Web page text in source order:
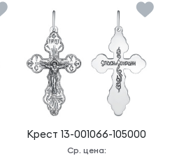
Крест 13-001066-105000
Ср. цена: